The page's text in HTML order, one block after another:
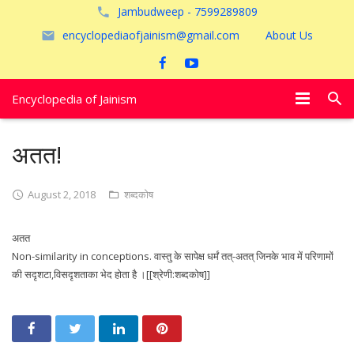
Jambudweep - 7599289809
encyclopediaofjainism@gmail.com
About Us
Encyclopedia of Jainism
अयोध्या
अतत!
August 2, 2018 शब्दकोष
अतत
Non-similarity in conceptions. वास्तु के सापेक्ष धर्मं तत्-अतत् जिनके भाव में परिणामों
की सदृशटा,विसदृशताका भेद होता है ।[[श्रेणी:शब्दकोष]]